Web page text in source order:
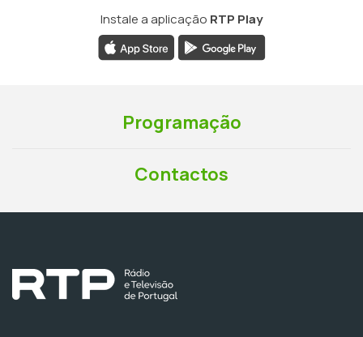
Instale a aplicação RTP Play
Programação
Contactos